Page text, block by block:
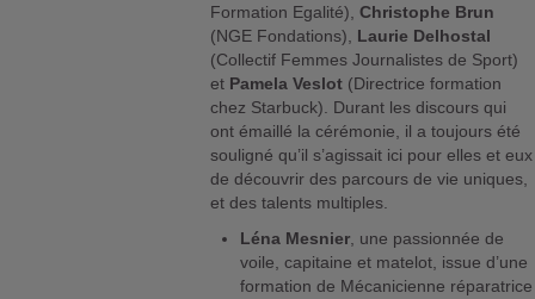
Formation Egalité),Christophe Brun
(NGE Fondations), Laurie Delhostal
(Collectif Femmes Journalistes de Sport)
et Pamela Veslot (Directrice formation
chez Starbuck). Durant les discours qui
ont émaillé la cérémonie, il a toujours été
souligné qu’il s’agissait ici pour elles et eux
de découvrir des parcours de vie uniques,
et des talents multiples.
Léna Mesnier , une passionnée de
voile, capitaine et matelot, issue d’une
formation de Mécanicienne réparatrice